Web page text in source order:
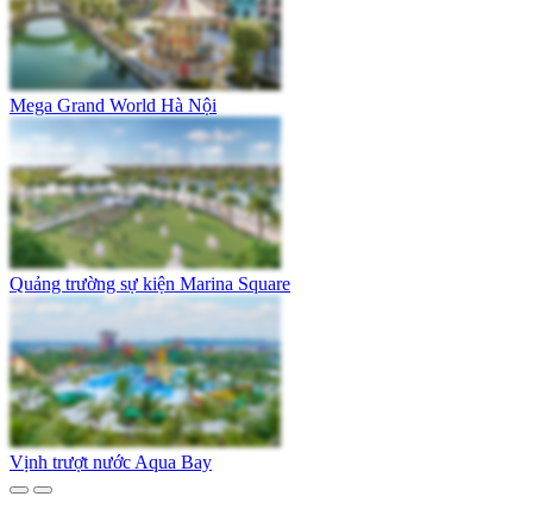
Mega Grand World Hà Nội
Quảng trường sự kiện Marina Square
Vịnh trượt nước Aqua Bay